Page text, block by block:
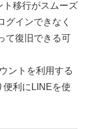
ト移行がスムーズ
グインできなく
て復旧できる可
ントを利用する
便利にLINEを使